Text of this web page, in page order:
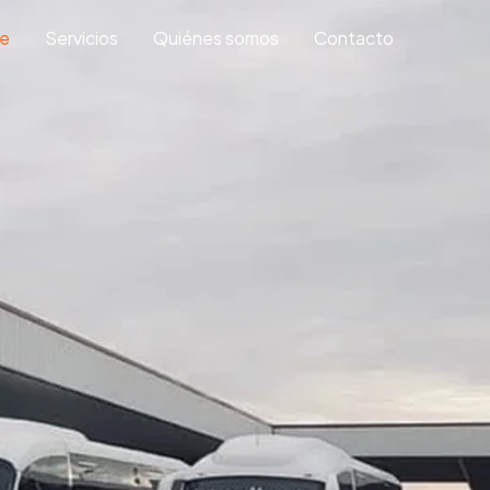
Servicios Quiénes somos Contacto